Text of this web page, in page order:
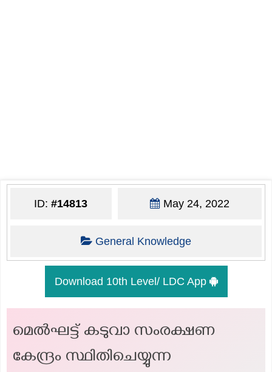
ID:#14813 May 24, 2022
General Knowledge
Download 10th Level/ LDC App
മെൽഘട്ട് കടുവാ സംരക്ഷണ
കേന്ദ്രം സ്ഥിതിചെയ്യുന്ന